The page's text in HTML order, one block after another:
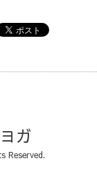
ガ
Reserved.